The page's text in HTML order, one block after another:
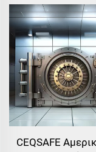
CEQSAFE